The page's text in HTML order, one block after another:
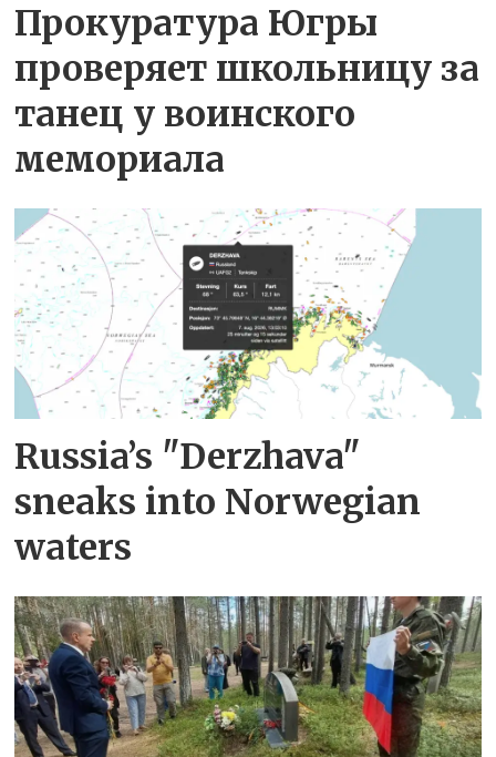
Прокуратура Югры
проверяет школьницу за
танец у воинского
мемориала
Russia’s "Derzhava"
sneaks into Norwegian
waters